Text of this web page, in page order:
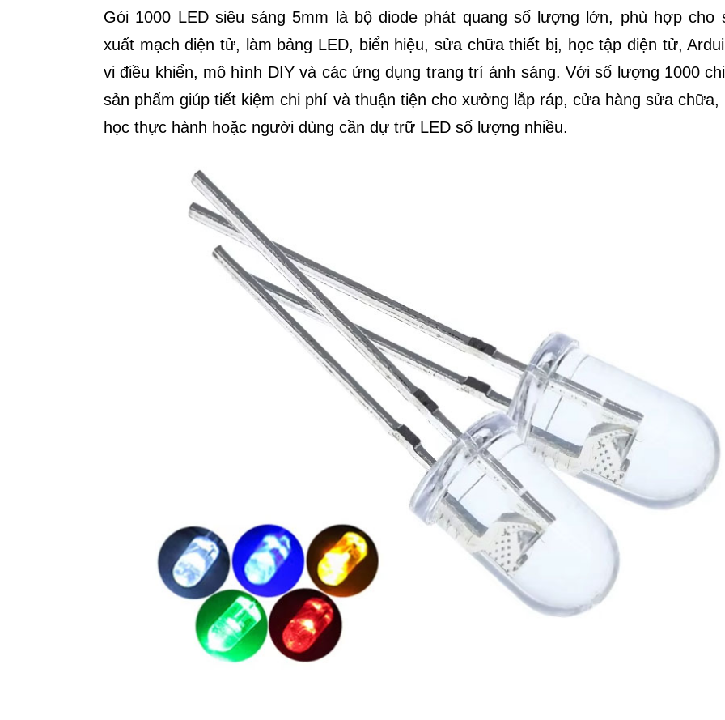
Gói 1000 LED siêu sáng 5mm là bộ diode phát quang số lượng lớn, phù hợp cho
xuất mạch điện tử, làm bảng LED, biển hiệu, sửa chữa thiết bị, học tập điện tử,
vi điều khiển, mô hình DIY và các ứng dụng trang trí ánh sáng. Với số lượng 1000
sản phẩm giúp tiết kiệm chi phí và thuận tiện cho xưởng lắp ráp, cửa hàng sửa chữa,
học thực hành hoặc người dùng cần dự trữ LED số lượng nhiều.